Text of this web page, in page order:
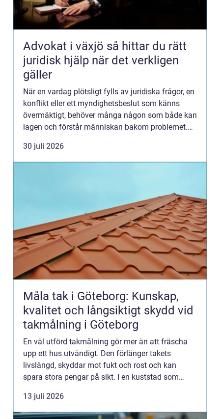
Advokat i växjö så hittar du rätt
juridisk hjälp när det verkligen
gäller
När en vardag plötsligt fylls av juridiska frågor, en
konflikt eller ett myndighetsbeslut som känns
övermäktigt, behöver många någon som både kan
lagen och förstår människan bakom problemet.
bara om par...
30 juli 2026
Måla tak i Göteborg: Kunskap,
kvalitet och långsiktigt skydd vid
takmålning i Göteborg
En väl utförd takmålning gör mer än att fräscha
upp ett hus utvändigt. Den förlänger takets
livslängd, skyddar mot fukt och rost och kan
spara stora pengar på sikt. I en kuststad som
13 juli 2026